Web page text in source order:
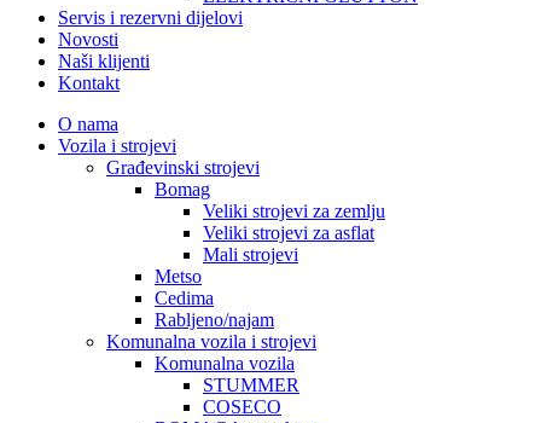
Servis i rezervni dijelovi
Novosti
Naši klijenti
Kontakt
O nama
Vozila i strojevi
Građevinski strojevi
Bomag
Veliki strojevi za zemlju
Veliki strojevi za asflat
Mali strojevi
Metso
Cedima
Rabljeno/najam
Komunalna vozila i strojevi
Komunalna vozila
STUMMER
COSECO